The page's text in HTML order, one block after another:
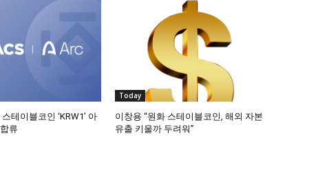
테이블코인 ‘KRW1’ 아
류
Today
이창용 “원화 스테이블코인, 해외 자본
유출 키울까 두려워”